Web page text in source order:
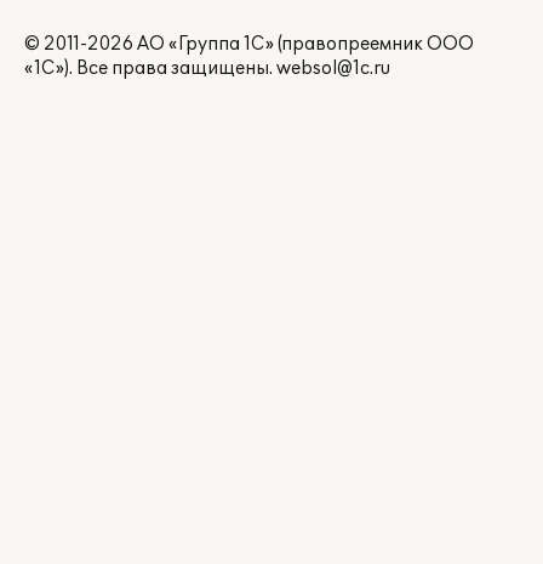
© 2011-2026 АО «Группа 1С» (правопреемник ООО
«1С»). Все права защищены. websol@1c.ru